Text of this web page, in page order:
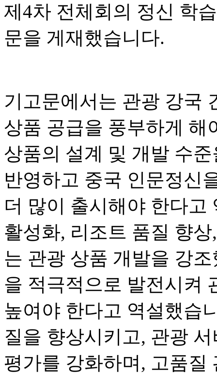
제4차 전체회의 정신 학
문을 게재했습니다.
기고문에서는 관광 강국
상품 공급을 풍부하게 해
상품의 설계 및 개발 수
반영하고 중국 인문정신
더 많이 출시해야 한다고
활성화, 리조트 품질 향
는 관광 상품 개발을 강
을 적극적으로 발전시켜
높여야 한다고 역설했습
질을 향상시키고, 관광
평가를 강화하며, 고품질